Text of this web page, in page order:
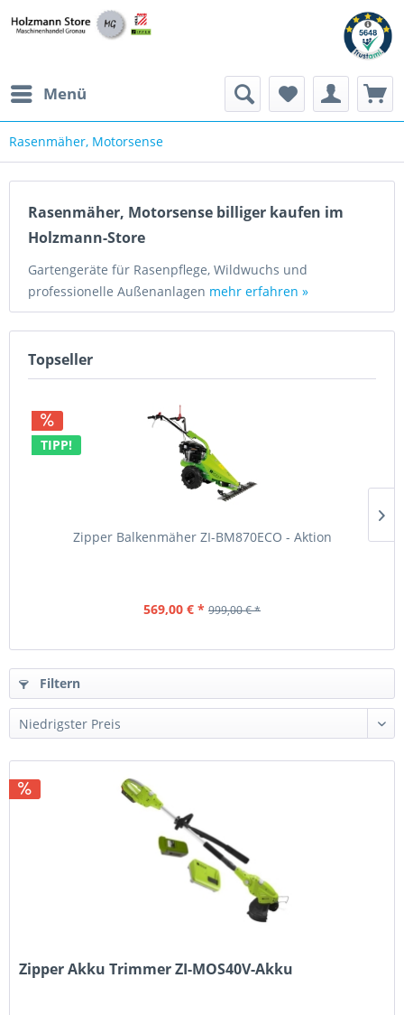
Menü
Rasenmäher, Motorsense
Rasenmäher, Motorsense billiger kaufen im
Holzmann-Store
Gartengeräte für Rasenpflege, Wildwuchs und
professionelle Außenanlagen mehr erfahren »
Topseller
TIPP!
Zipper Balkenmäher ZI-BM870ECO - Aktion
569,00 € * 999,00 € *
Filtern
Zipper Akku Trimmer ZI-MOS40V-Akku